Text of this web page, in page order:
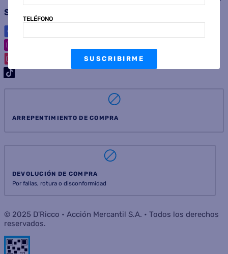
SEGUINOS
ARREPENTIMIENTO DE COMPRA
DEVOLUCIÓN DE COMPRA
Por fallas, rotura o disconformidad
© 2025 D'Ricco • Acción Mercantil S.A. • Todos los derechos
reservados.
TELÉFONO
SUSCRIBIRME